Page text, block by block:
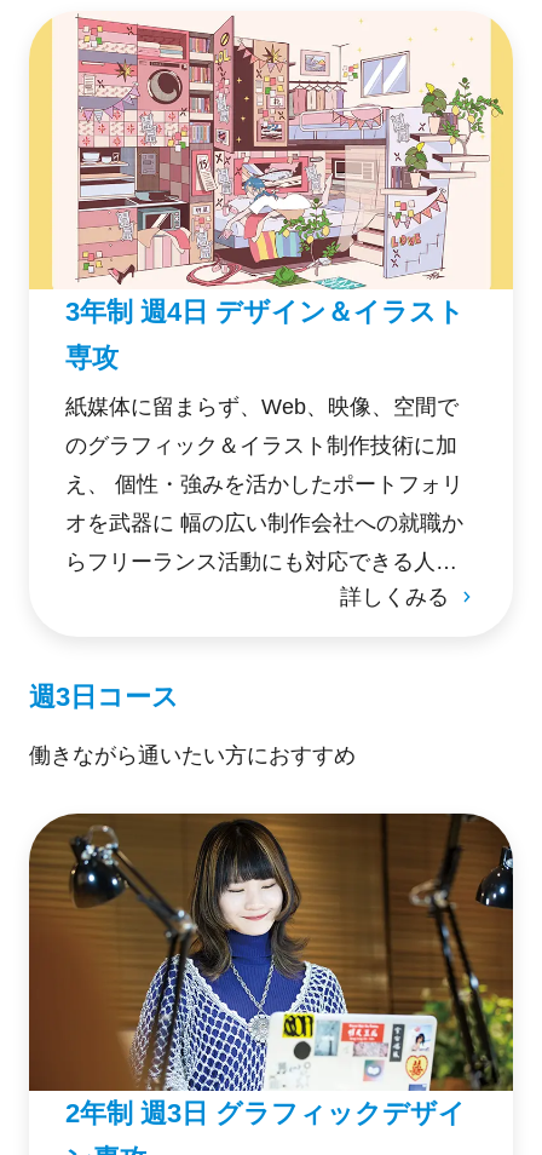
3年制 週4日 デザイン＆イラスト
専攻
紙媒体に留まらず、Web、映像、空間で
のグラフィック＆イラスト制作技術に加
え、 個性・強みを活かしたポートフォリ
オを武器に 幅の広い制作会社への就職か
らフリーランス活動にも対応できる人材
詳しくみる
週3日コース
働きながら通いたい方におすすめ
2年制 週3日 グラフィックデザイ